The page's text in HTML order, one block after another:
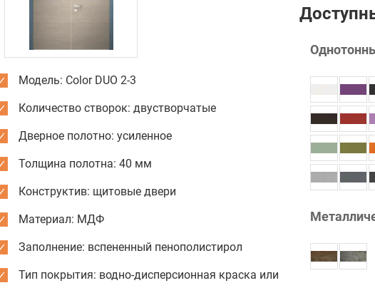
Модель: Color DUO 2-3
Количество створок: двустворчатые
Дверное полотно: усиленное
Толщина полотна: 40 мм
Конструктив: щитовые двери
Материал: МДФ
Заполнение: вспененный пенополистирол
Тип покрытия: водно-дисперсионная краска или